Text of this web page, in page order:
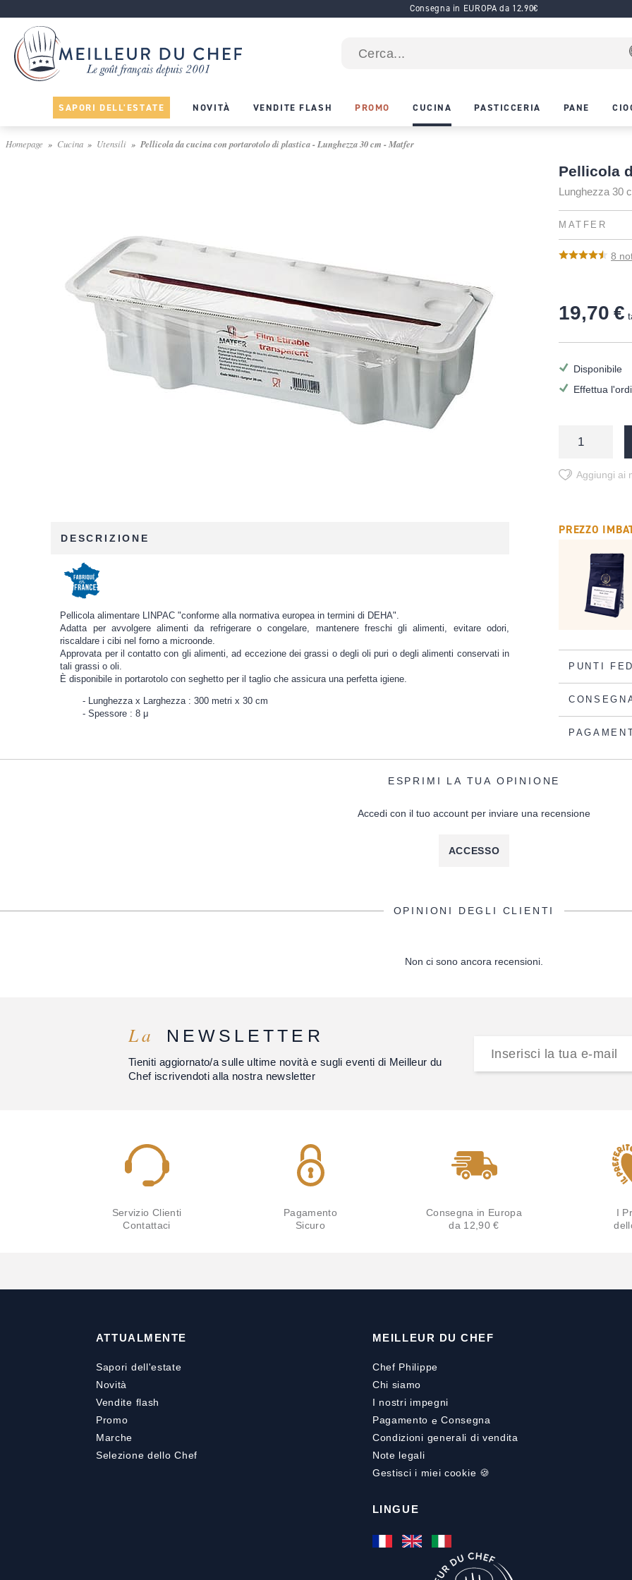
Consegna in EUROPA da 12.90€
SAPORI DELL'ESTATE NOVITÀ VENDITE FLASH PROMO CUCINA PASTICCERIA PANE
Homepage Cucina Utensili Pellicola da cucina con portarotolo di plastica - Lunghezza 30 cm - Matfer
Pellicola
Lunghezza 30
MATFER
8
19,70 €
Disponibile
Effettua
Aggiungi ai
DESCRIZIONE
Pellicola alimentare LINPAC "conforme alla normativa europea in termini di DEHA".
Adatta per avvolgere alimenti da refrigerare o congelare, mantenere freschi gli alimenti, evitare odori,
riscaldare i cibi nel forno a microonde.
Approvata per il contatto con gli alimenti, ad eccezione dei grassi o degli oli puri o degli alimenti conservati in
tali grassi o oli.
È disponibile in portarotolo con seghetto per il taglio che assicura una perfetta igiene.
Lunghezza x Larghezza : 300 metri x 30 cm
Spessore : 8 μ
PREZZO
PUNTI
ESPRIMI LA TUA OPINIONE
Accedi con il tuo account per inviare una recensione
ACCESSO
OPINIONI DEGLI CLIENTI
Non ci sono ancora recensioni.
La NEWSLETTER
Tieniti aggiornato/a sulle ultime novità e sugli eventi di Meilleur du
Chef iscrivendoti alla nostra newsletter
Servizio Clienti
Contattaci
Pagamento
Sicuro
Consegna in Europa
da 12,90 €
I
ATTUALMENTE
Sapori dell'estate
Novità
Vendite flash
Promo
Marche
Selezione dello Chef
MEILLEUR DU CHEF
Chef Philippe
Chi siamo
I nostri impegni
Pagamento eConsegna
Condizioni generali di vendita
Note legali
Gestisci i miei cookie 🍪
LINGUE